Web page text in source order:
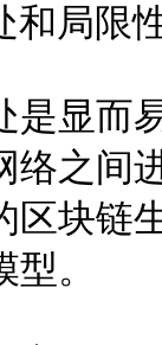
和局限
是显而
络之间
区块链
。